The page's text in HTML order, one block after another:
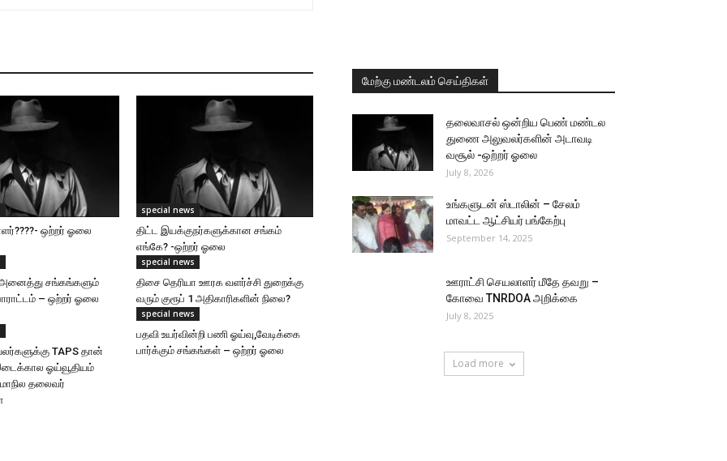
ஒற்றர் ஓலை
special news
திட்ட இயக்குநர்களுக்கான சங்கம்
எங்கே? -ஒற்றர் ஓலை
அனைத்து சங்கங்களும்
– ஒற்றர் ஓலை
special news
திசை தெரியா ஊரக வளர்ச்சி துறைக்கு
வரும் குரூப் 1 அதிகாரிகளின் நிலை?
TAPS தான்
ஓய்வூதியம்
தலைவர்
special news
பதவி உயர்வின்றி பணி ஓய்வு,வேடிக்கை
பார்க்கும் சங்கங்கள் – ஒற்றர் ஓலை
மேற்கு மண்டலம் செய்திகள்
தலைவாசல் ஒன்றிய பெண் மண்டல
துணை அலுவலர்களின் அடாவடி
வசூல் -ஒற்றர் ஓலை
July 8, 2026
உங்களுடன் ஸ்டாலின் – சேலம்
மாவட்ட ஆட்சியர் பங்கேற்பு
September 14, 2025
ஊராட்சி செயலாளர் மீதே தவறு –
கோவை TNRDOA அறிக்கை
July 8, 2025
Load more